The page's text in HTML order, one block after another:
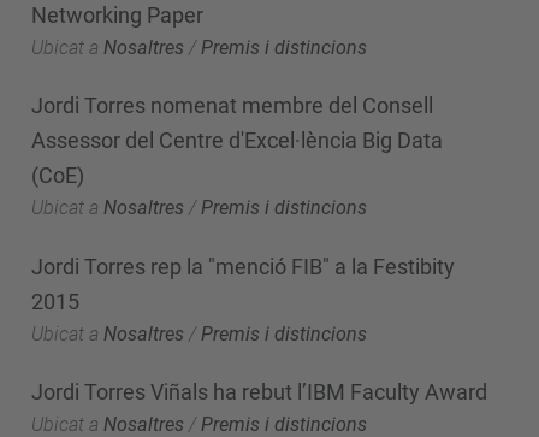
Networking Paper
Ubicat a Nosaltres / Premis i distincions
Jordi Torres nomenat membre del Consell
Assessor del Centre d'Excel·lència Big Data
(CoE)
Ubicat a Nosaltres /Premis i distincions
Jordi Torres rep la "menció FIB" a la Festibity
2015
Ubicat a Nosaltres / Premis i distincions
Jordi Torres Viñals ha rebut l’IBM Faculty Award
Ubicat a Nosaltres /Premis i distincions